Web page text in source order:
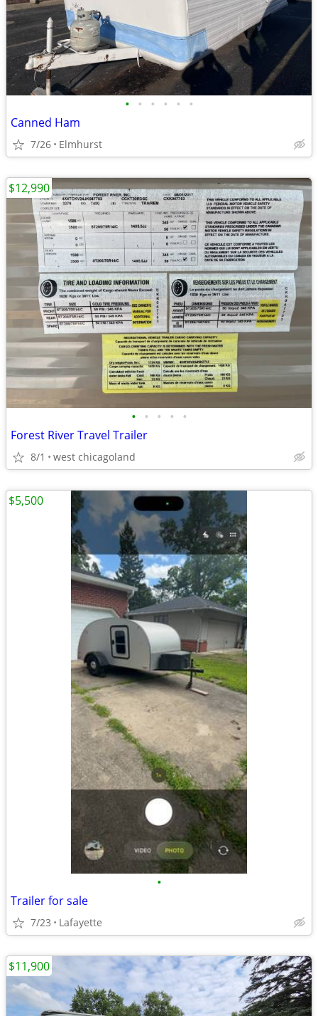
• • • • • •
Canned Ham
7/26 Elmhurst
• • • • •
Forest River Travel Trailer
8/1 west chicagoland
$12,990
•
Trailer for sale
7/23 Lafayette
$5,500
$11,900